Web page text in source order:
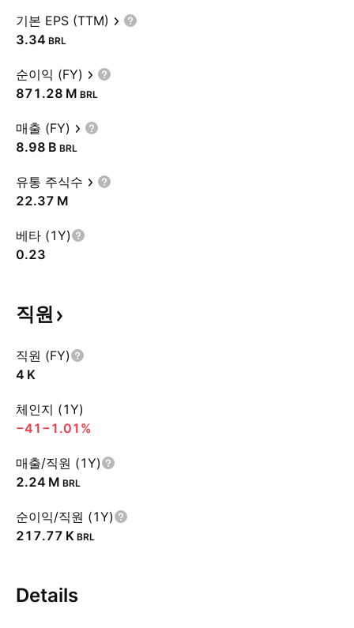
기본 EPS (TTM)
3.34 BRL
순이익 (FY)
‪871.28 M‬ BRL
매출 (FY)
‪8.98 B‬ BRL
유통 주식수
‪22.37 M‬
베타 (1Y)
0.23
직원
직원 (FY)
‪4 K‬
체인지 (1Y)
−41 −1.01%
매출/직원 (1Y)
‪2.24 M‬ BRL
순이익/직원 (1Y)
‪217.77 K‬ BRL
Details